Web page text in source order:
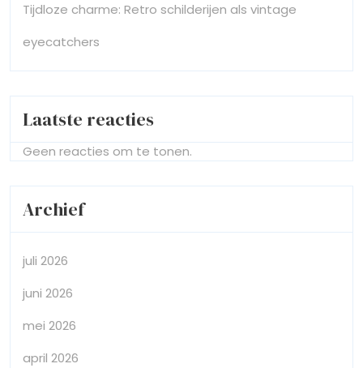
Tijdloze charme: Retro schilderijen als vintage
eyecatchers
Laatste reacties
Geen reacties om te tonen.
Archief
juli 2026
juni 2026
mei 2026
april 2026